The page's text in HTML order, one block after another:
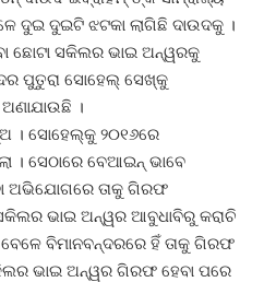
ଦୁଇ ଦୁଇଟି ଝଟକା ଲାଗିଛି ଦାଉଦକୁ ।
ଛୋଟା ସକିଲର ଭାଇ ଅନ୍ୱରକୁ
ପୁତୁରା ସୋହେଲ୍ ସେଖ୍କୁ
।
। ସୋହେଲ୍କୁ ୨୦୧୬ରେ
। ସେଠାରେ ବେଆଇନ୍ ଭାବେ
ଅଭିଯୋଗରେ ତାକୁ ଗିରଫ
ଭାଇ ଅନ୍ୱର ଆବୁଧାବିରୁ କରାଚି
ବେଳେ ବିମାନବନ୍ଦରରେ ହିଁ ତାକୁ ଗିରଫ
ଭାଇ ଅନ୍ୱର ଗିରଫ ହେବା ପରେ